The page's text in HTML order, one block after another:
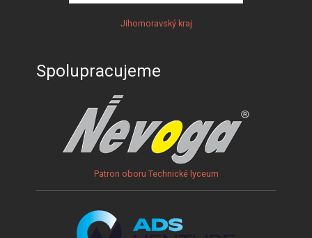
Jihomoravský kraj
Spolupracujeme
Patron oboru Technické lyceum